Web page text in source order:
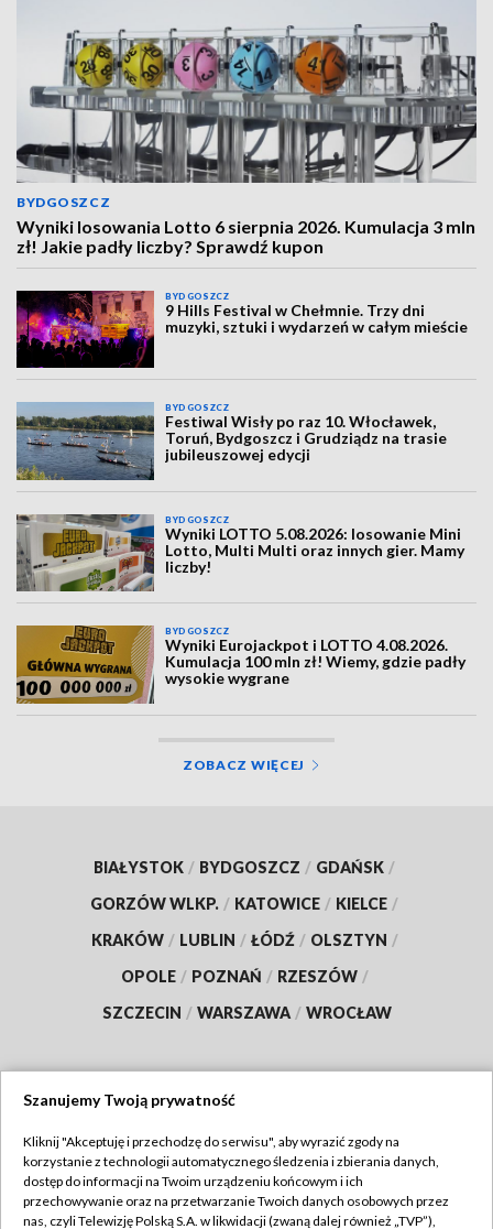
BYDGOSZCZ
Wyniki losowania Lotto 6 sierpnia 2026. Kumulacja 3 mln
zł! Jakie padły liczby? Sprawdź kupon
BYDGOSZCZ
9 Hills Festival w Chełmnie. Trzy dni
muzyki, sztuki i wydarzeń w całym mieście
BYDGOSZCZ
Festiwal Wisły po raz 10. Włocławek,
Toruń, Bydgoszcz i Grudziądz na trasie
jubileuszowej edycji
BYDGOSZCZ
Wyniki LOTTO 5.08.2026: losowanie Mini
Lotto, Multi Multi oraz innych gier. Mamy
liczby!
BYDGOSZCZ
Wyniki Eurojackpot i LOTTO 4.08.2026.
Kumulacja 100 mln zł! Wiemy, gdzie padły
wysokie wygrane
ZOBACZ WIĘCEJ
BIAŁYSTOK / BYDGOSZCZ / GDAŃSK /
GORZÓW WLKP. / KATOWICE / KIELCE /
KRAKÓW / LUBLIN / ŁÓDŹ / OLSZTYN /
OPOLE / POZNAŃ / RZESZÓW /
SZCZECIN / WARSZAWA / WROCŁAW
TVP
Abonament TVP
Regulamin TVP
Szanujemy Twoją prywatność
Kliknij "Akceptuję i przechodzę do serwisu", aby wyrazić zgody na
korzystanie z technologii automatycznego śledzenia i zbierania danych,
dostęp do informacji na Twoim urządzeniu końcowym i ich
przechowywanie oraz na przetwarzanie Twoich danych osobowych przez
nas, czyli Telewizję Polską S.A. w likwidacji (zwaną dalej również „TVP”),